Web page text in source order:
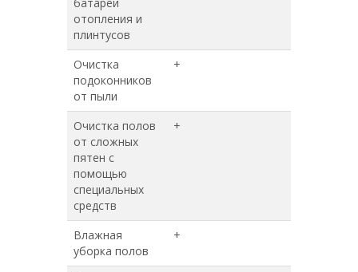
отопления и
плинтусов
Очистка
подоконников
от пыли
+
Очистка полов
от сложных
пятен с
помощью
специальных
средств
+
Влажная
уборка полов
+